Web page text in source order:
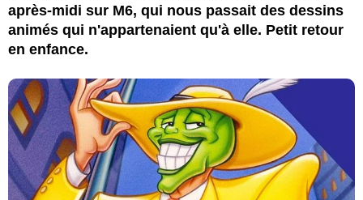
après-midi sur M6, qui nous passait des dessins
animés qui n'appartenaient qu'à elle. Petit retour
en enfance.